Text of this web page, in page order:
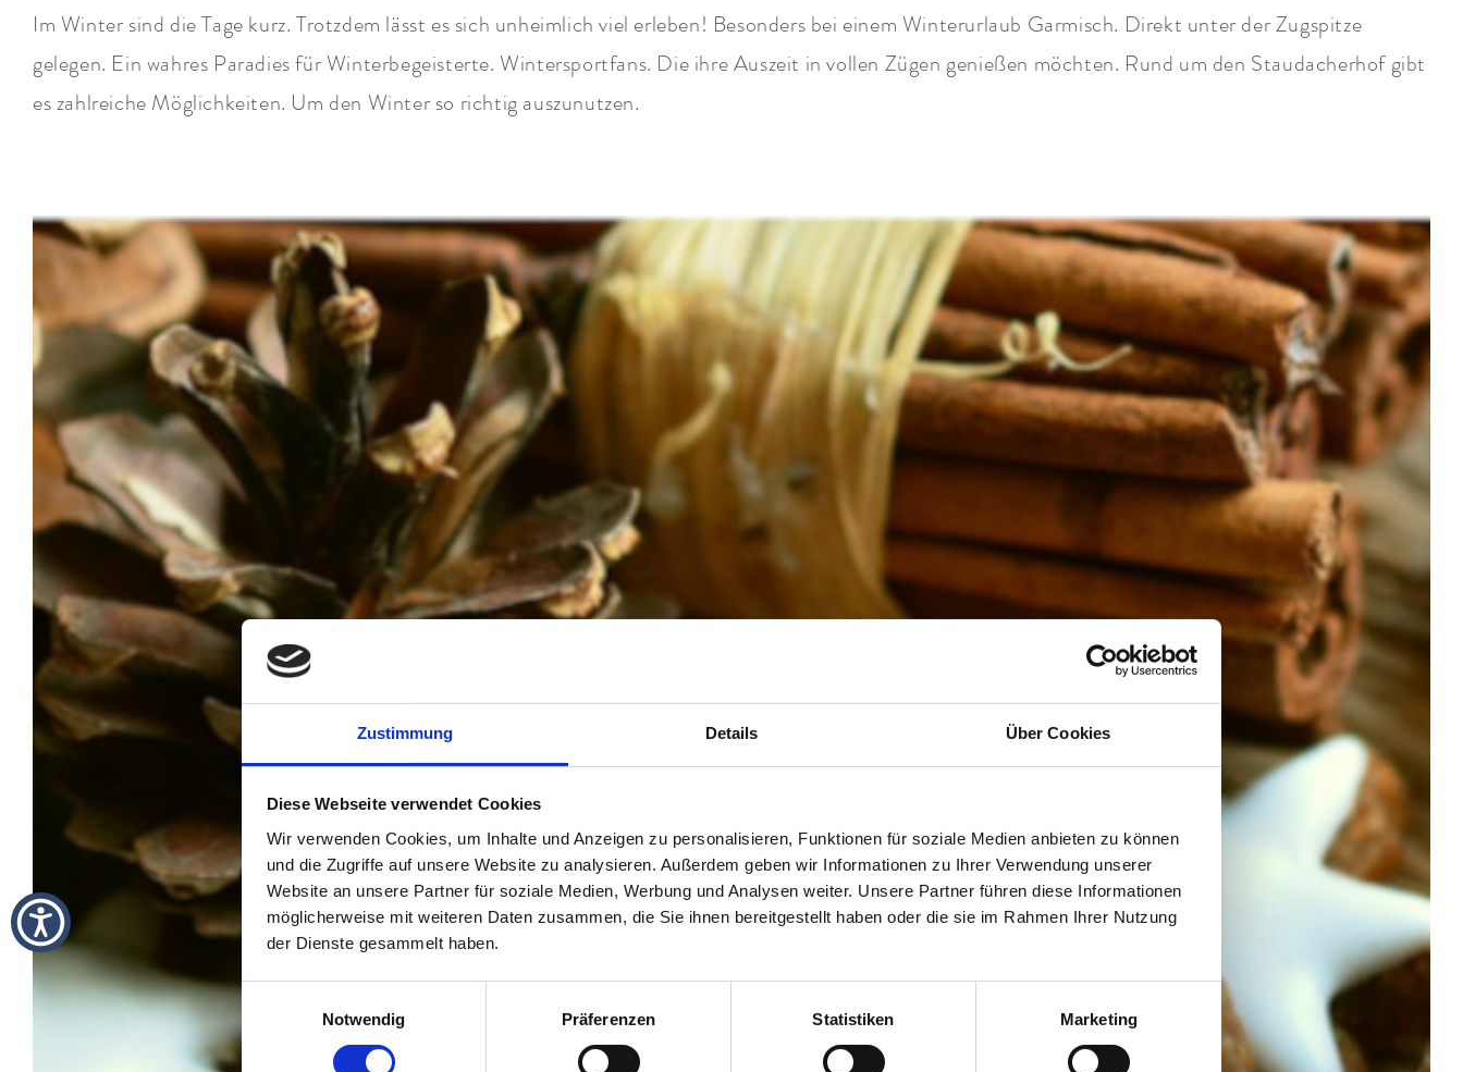
Zustimmung Details Über Cookies
Diese Webseite verwendet Cookies
Wir verwenden Cookies, um Inhalte und Anzeigen zu personalisieren, Funktionen für soziale Medien anbieten zu können
und die Zugriffe auf unsere Website zu analysieren. Außerdem geben wir Informationen zu Ihrer Verwendung unserer
Website an unsere Partner für soziale Medien, Werbung und Analysen weiter. Unsere Partner führen diese Informationen
möglicherweise mit weiteren Daten zusammen, die Sie ihnen bereitgestellt haben oder die sie im Rahmen Ihrer Nutzung
der Dienste gesammelt haben.
Einwilligungsauswahl
Notwendig
Präferenzen Statistiken Marketing
Im Winter sind die Tage kurz. Trotzdem lässt es sich unheimlich viel erleben! Besonders bei einem Winterurlaub Garmisch. Direkt unter der Zugspitze
gelegen. Ein wahres Paradies für Winterbegeisterte. Wintersportfans. Die ihre Auszeit in vollen Zügen genießen möchten. Rund um den Staudacherhof gibt
es zahlreiche Möglichkeiten. Um den Winter so richtig auszunutzen.